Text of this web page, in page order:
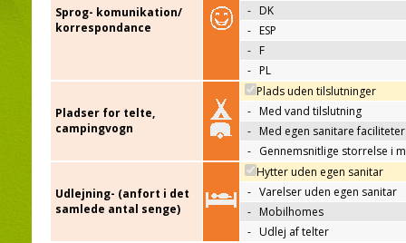
Sprog- komunikation/
korrespondance
- DK
- ESP
- F
- PL
Pladser for telte,
campingvogn
Plads uden tilslutninger
- Med vand tilslutning
- Med egen sanitare faciliteter
- Gennemsnitlige storrelse i
Udlejning- (anfort i det
samlede antal senge)
Hytter uden egen sanitar
- Varelser uden egen sanitar
- Mobilhomes
- Udlej af telter